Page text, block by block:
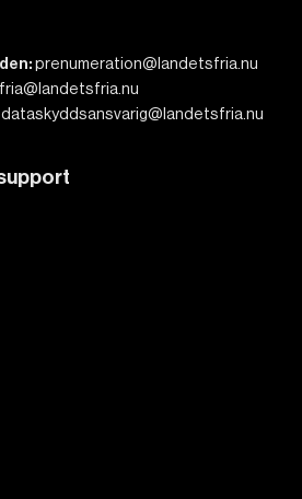
prenumeration@landetsfria.nu
dataskyddsansvarig@landetsfria.nu